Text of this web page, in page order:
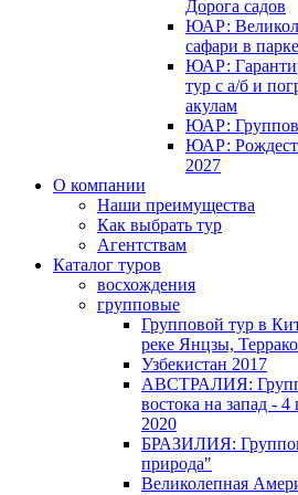
Дорога садов
ЮАР:
сафари в
ЮАР:
тур с а/б и
акулам
ЮАР:
ЮАР:
2027
О компании
Наши преимущества
Как выбрать тур
Агентствам
Каталог туров
восхождения
групповые
Групповой тур в
реке Янцзы,
Узбекистан 2017
АВСТРАЛИЯ:
востока на запад -
2020
БРАЗИЛИЯ:
природа"
Великолепная